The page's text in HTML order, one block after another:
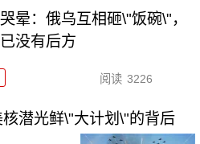
晕：俄乌互相砸\"饭碗\"，
没有后方
阅读 3226
潜光鲜\"大计划\"的背后